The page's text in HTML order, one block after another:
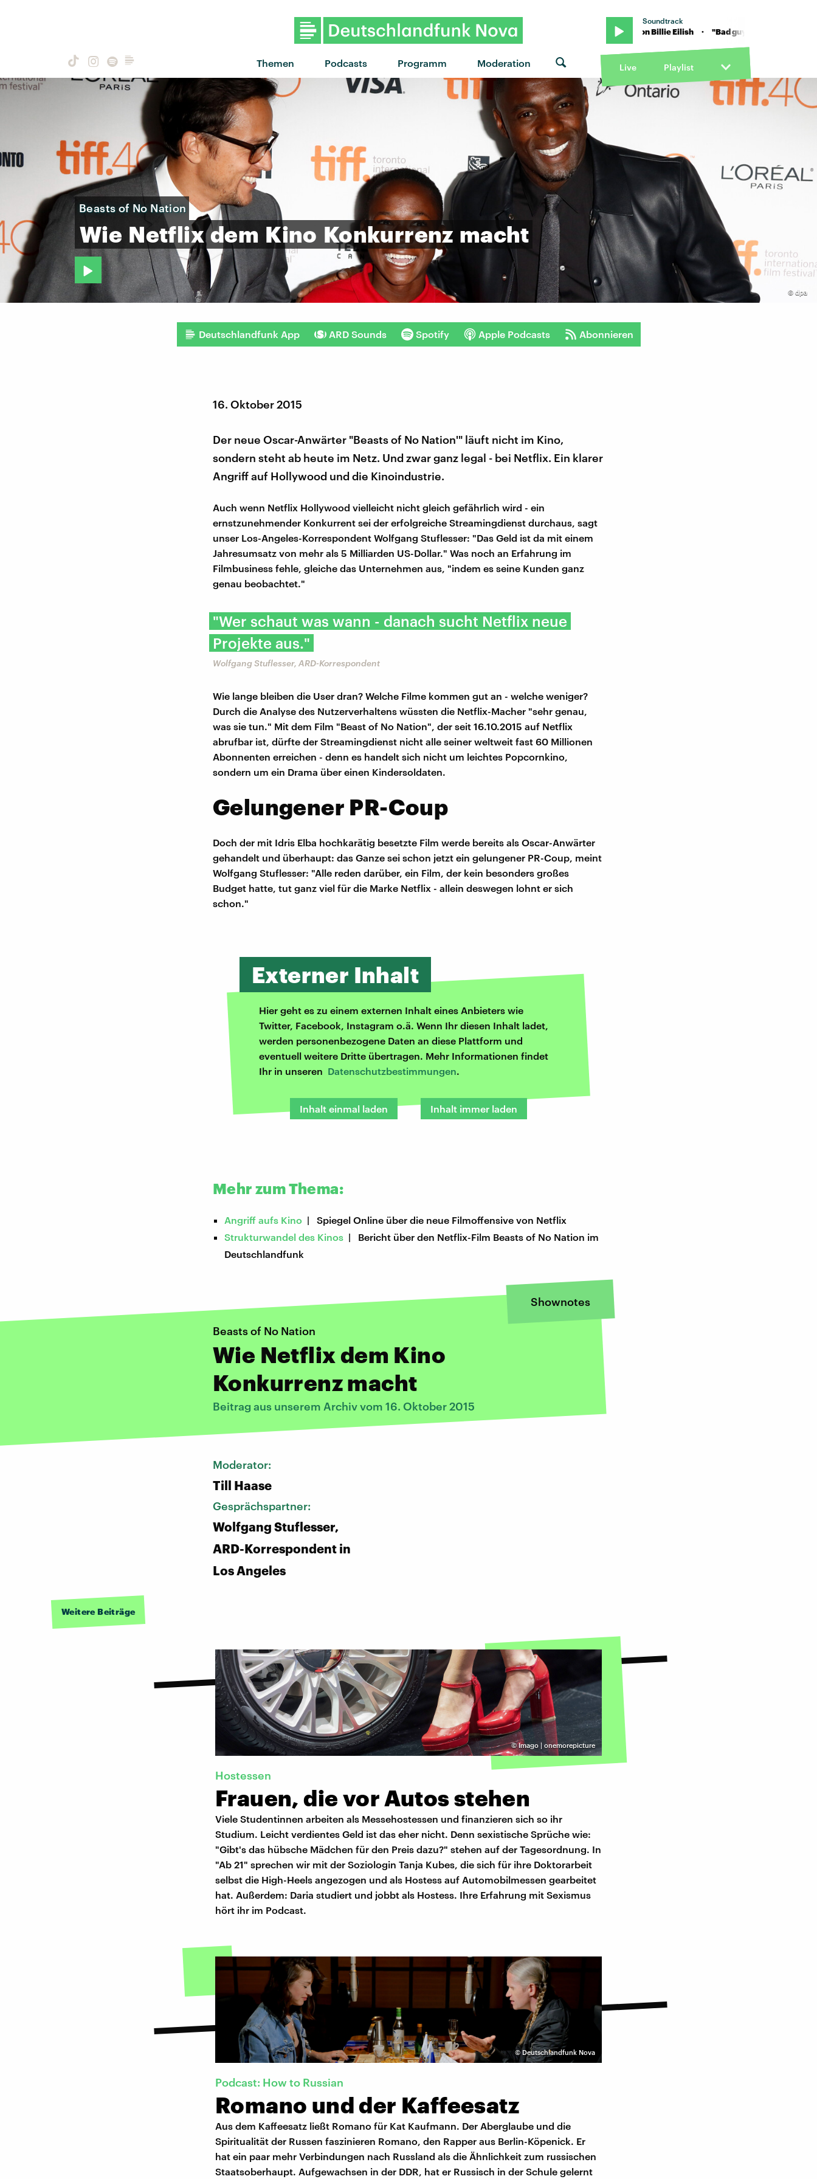
Themen Podcasts Programm Moderation
Soundtrack
"Bad guy" von Billie Eilish · "Bad guy" von Billie Eilish · "Bad guy" von Billie Eilish
Live Playlist
© dpa
Beasts of No Nation
Wie Netflix dem Kino Konkurrenz macht
Deutschlandfunk App ARD Sounds Spotify Apple Podcasts Abonnieren
16. Oktober 2015
Der neue Oscar-Anwärter "Beasts of No Nation'" läuft nicht im Kino,
sondern steht ab heute im Netz. Und zwar ganz legal - bei Netflix. Ein klarer
Angriff auf Hollywood und die Kinoindustrie.
Auch wenn Netflix Hollywood vielleicht nicht gleich gefährlich wird - ein
ernstzunehmender Konkurrent sei der erfolgreiche Streamingdienst durchaus, sagt
unser Los-Angeles-Korrespondent Wolfgang Stuflesser: "Das Geld ist da mit einem
Jahresumsatz von mehr als 5 Milliarden US-Dollar." Was noch an Erfahrung im
Filmbusiness fehle, gleiche das Unternehmen aus, "indem es seine Kunden ganz
genau beobachtet."
"​Wer schaut was wann - danach sucht Netflix neue
Projekte aus."
Wolfgang Stuflesser, ARD-Korrespondent
Wie lange bleiben die User dran? Welche Filme kommen gut an - welche weniger?
Durch die Analyse des Nutzerverhaltens wüssten die Netflix-Macher "sehr genau,
was sie tun." Mit dem Film "Beast of No Nation", der seit 16.10.2015 auf Netflix
abrufbar ist, dürfte der Streamingdienst nicht alle seiner weltweit fast 60 Millionen
Abonnenten erreichen - denn es handelt sich nicht um leichtes Popcornkino,
sondern um ein Drama über einen Kindersoldaten.
Gelungener PR-Coup
Doch der mit Idris Elba hochkarätig besetzte Film werde bereits als Oscar-Anwärter
gehandelt und überhaupt: das Ganze sei schon jetzt ein gelungener PR-Coup, meint
Wolfgang Stuflesser: "Alle reden darüber, ein Film, der kein besonders großes
Budget hatte, tut ganz viel für die Marke Netflix - allein deswegen lohnt er sich
schon."
Externer Inhalt
Hier geht es zu einem externen Inhalt eines Anbieters wie
Twitter, Facebook, Instagram o.ä. Wenn Ihr diesen Inhalt ladet,
werden personenbezogene Daten an diese Plattform und
eventuell weitere Dritte übertragen. Mehr Informationen findet
Ihr in unseren Datenschutzbestimmungen.
Inhalt einmal laden Inhalt immer laden
Mehr zum Thema:
Angriff aufs Kino | Spiegel Online über die neue Filmoffensive von Netflix
Strukturwandel des Kinos | Bericht über den Netflix-Film Beasts of No Nation im
Deutschlandfunk
Shownotes
Beasts of No Nation
Wie Netflix dem Kino
Konkurrenz macht
Beitrag aus unserem Archiv vom 16. Oktober 2015
Moderator:
Till Haase
Gesprächspartner:
Wolfgang Stuflesser,
ARD-Korrespondent in
Los Angeles
Weitere Beiträge
©Imago | onemorepicture
Hostessen
Frauen, die vor Autos stehen
Viele Studentinnen arbeiten als Messehostessen und finanzieren sich so ihr
Studium. Leicht verdientes Geld ist das eher nicht. Denn sexistische Sprüche wie:
"Gibt's das hübsche Mädchen für den Preis dazu?" stehen auf der Tagesordnung. In
"Ab 21" sprechen wir mit der Soziologin Tanja Kubes, die sich für ihre Doktorarbeit
selbst die High-Heels angezogen und als Hostess auf Automobilmessen gearbeitet
hat. Außerdem: Daria studiert und jobbt als Hostess. Ihre Erfahrung mit Sexismus
hört ihr im Podcast.
©Deutschlandfunk Nova
Podcast: How to Russian
Romano und der Kaffeesatz
Aus dem Kaffeesatz ließt Romano für Kat Kaufmann. Der Aberglaube und die
Spiritualität der Russen faszinieren Romano, den Rapper aus Berlin-Köpenick. Er
hat ein paar mehr Verbindungen nach Russland als die Ähnlichkeit zum russischen
Staatsoberhaupt. Aufgewachsen in der DDR, hat er Russisch in der Schule gelernt